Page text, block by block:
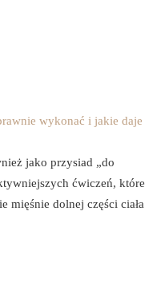
wykonać i jakie daje
jako przysiad „do
ćwiczeń, które
mięśnie dolnej części ciała